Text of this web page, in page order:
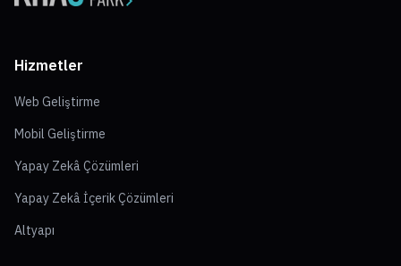
Hizmetler
Web Geliştirme
Mobil Geliştirme
Yapay Zekâ Çözümleri
Yapay Zekâ İçerik Çözümleri
Altyapı